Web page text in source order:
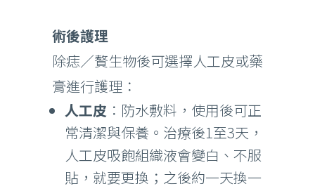
術後護理
除痣／贅生物後可選擇人工皮或藥
膏進行護理：
人工皮 ：防水敷料，使用後可正
常清潔與保養。治療後1至3天，
人工皮吸飽組織液會變白、不服
貼，就要更換；之後約一天換一